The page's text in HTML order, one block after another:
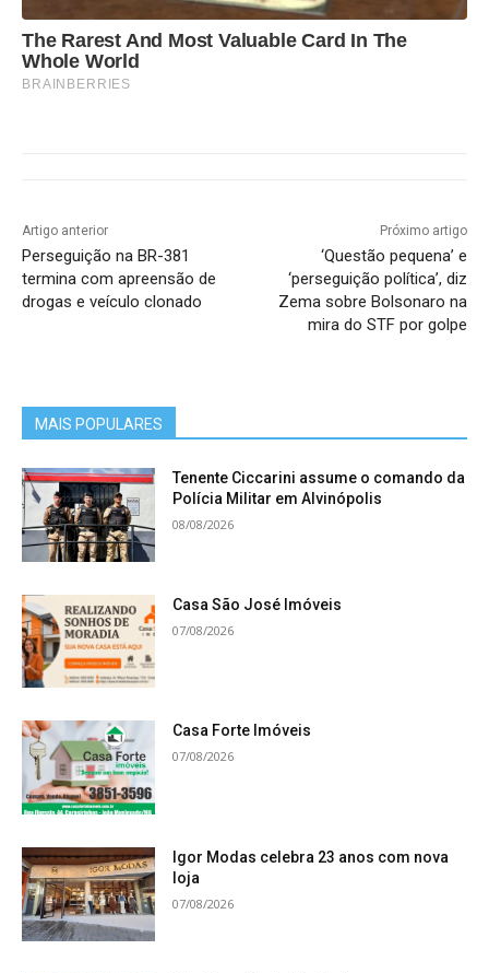
The Rarest And Most Valuable Card In The
Whole World
BRAINBERRIES
Artigo anterior
Perseguição na BR-381
termina com apreensão de
drogas e veículo clonado
Próximo artigo
‘Questão pequena’ e
‘perseguição política’, diz
Zema sobre Bolsonaro na
mira do STF por golpe
MAIS POPULARES
Tenente Ciccarini assume o comando da
Polícia Militar em Alvinópolis
08/08/2026
Casa São José Imóveis
07/08/2026
Casa Forte Imóveis
07/08/2026
Igor Modas celebra 23 anos com nova
loja
07/08/2026